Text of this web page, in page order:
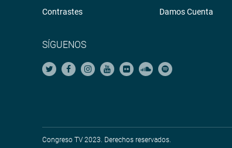
Contrastes
Damos Cuenta
SÍGUENOS
Congreso TV 2023. Derechos reservados.